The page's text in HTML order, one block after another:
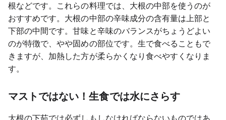
根などです。これらの料理では、大根の中部を使うのが
おすすめです。大根の中部の辛味成分の含有量は上部と
下部の中間です。甘味と辛味のバランスがちょうどよい
のが特徴で、やや固めの部位です。生で食べることもで
きますが、加熱した方が柔らかくなり食べやすくなりま
す。
マストではない！生食では水にさらす